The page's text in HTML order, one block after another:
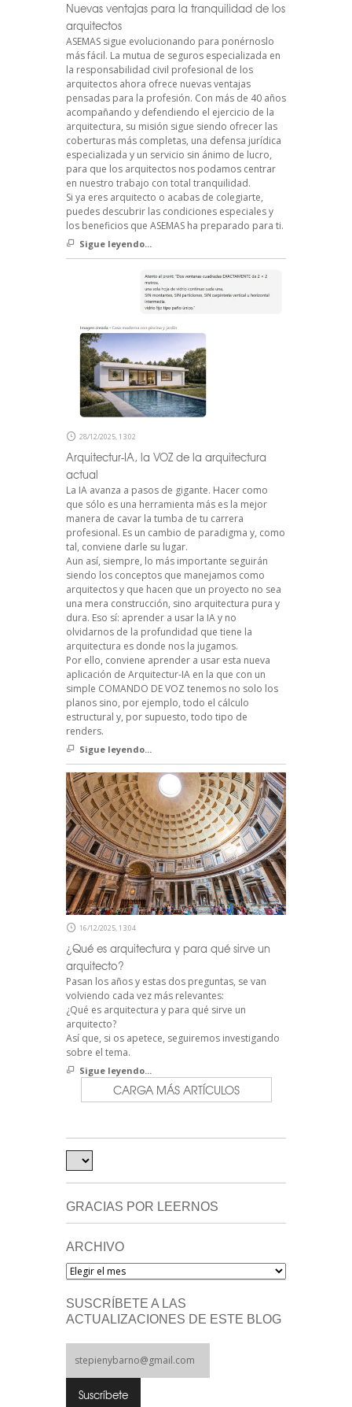
Nuevas ventajas para la tranquilidad de los
arquitectos
ASEMAS sigue evolucionando para ponérnoslo
más fácil. La mutua de seguros especializada en
la responsabilidad civil profesional de los
arquitectos ahora ofrece nuevas ventajas
pensadas para la profesión. Con más de 40 años
acompañando y defendiendo el ejercicio de la
arquitectura, su misión sigue siendo ofrecer las
coberturas más completas, una defensa jurídica
especializada y un servicio sin ánimo de lucro,
para que los arquitectos nos podamos centrar
en nuestro trabajo con total tranquilidad.
Si ya eres arquitecto o acabas de colegiarte,
puedes descubrir las condiciones especiales y
los beneficios que ASEMAS ha preparado para ti.
Sigue leyendo...
28/12/2025, 13:02
Arquitectur-IA, la VOZ de la arquitectura
actual
La IA avanza a pasos de gigante. Hacer como
que sólo es una herramienta más es la mejor
manera de cavar la tumba de tu carrera
profesional. Es un cambio de paradigma y, como
tal, conviene darle su lugar.
Aun así, siempre, lo más importante seguirán
siendo los conceptos que manejamos como
arquitectos y que hacen que un proyecto no sea
una mera construcción, sino arquitectura pura y
dura. Eso sí: aprender a usar la IA y no
olvidarnos de la profundidad que tiene la
arquitectura es donde nos la jugamos.
Por ello, conviene aprender a usar esta nueva
aplicación de Arquitectur-IA en la que con un
simple COMANDO DE VOZ tenemos no solo los
planos sino, por ejemplo, todo el cálculo
estructural y, por supuesto, todo tipo de
renders.
Sigue leyendo...
16/12/2025, 13:04
¿Qué es arquitectura y para qué sirve un
arquitecto?
Pasan los años y estas dos preguntas, se van
volviendo cada vez más relevantes:
¿Qué es arquitectura y para qué sirve un
arquitecto?
Así que, si os apetece, seguiremos investigando
sobre el tema.
Sigue leyendo...
CARGA MÁS ARTÍCULOS
GRACIAS POR LEERNOS
ARCHIVO
Archivo
SUSCRÍBETE A LAS
ACTUALIZACIONES DE ESTE BLOG